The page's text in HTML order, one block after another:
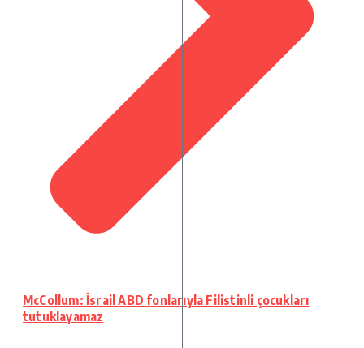
McCollum: İsrail ABD fonlarıyla Filistinli çocukları
tutuklayamaz